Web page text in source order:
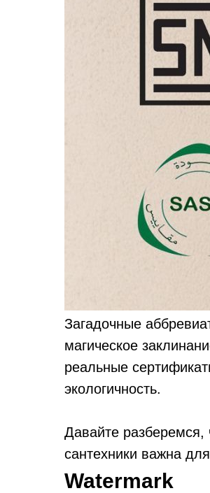
Загадочные
магическое
реальные
экологичность.
Давайте разберемся,
сантехники важна
Watermark